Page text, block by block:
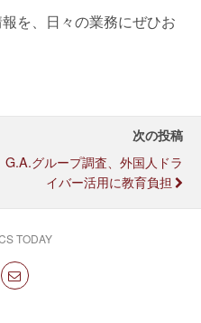
を、日々の業務にぜひお
次の投稿
G.A.グループ調査、外国人ドラ
イバー活用に教育負担
TODAY